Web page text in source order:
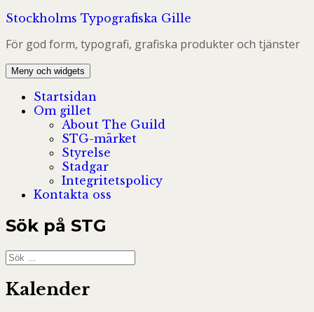
Hoppa
innehåll
Stockholms Typografiska Gille
För god form, typografi, grafiska produkter och tjänster
Meny och widgets
Startsidan
Om gillet
About The Guild
STG-märket
Styrelse
Stadgar
Integritetspolicy
Kontakta oss
Sök på STG
Sök
efter:
Kalender